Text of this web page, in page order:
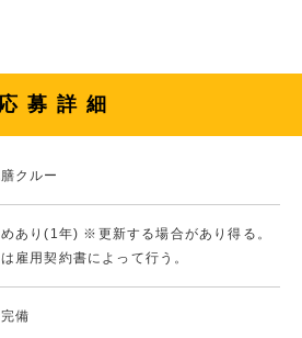
応募詳細
クルー
あり(1年) ※更新する場合があり得る。
雇用契約書によって行う。
備